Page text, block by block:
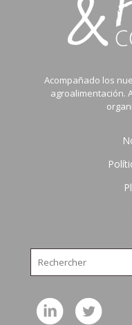
Acompañado los
agroalimentación.